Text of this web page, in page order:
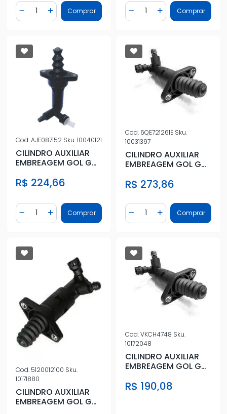
Diminuir Quantidade
Quantidade
Adicionar Quantidade
Comprar Diminuir Quantidade
Quantidade
AdicionarComprar
Cod.AJE087152 Sku.10040121
CILINDRO AUXILIAR
EMBREAGEM GOL GV
R$ 224,66
Diminuir Quantidade
Quantidade
Adicionar Quantidade
Comprar
Cod. 6QE721261E Sku.
10031397
CILINDRO AUXILIAR
EMBREAGEM GOL GV
R$ 273,86
Diminuir Quantidade
Quantidade
AdicionarComprar
Cod. 5120012100 Sku.
10171880
CILINDRO AUXILIAR
EMBREAGEM GOL GV
Cod.VKCH4748 Sku.
10172048
CILINDRO AUXILIAR
EMBREAGEM GOL GV
R$ 190,08